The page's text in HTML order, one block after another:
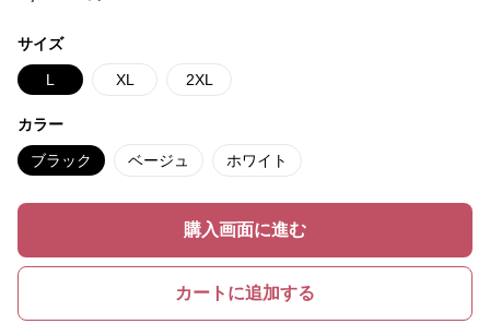
サイズ
L XL 2XL
カラー
ブラック ベージュ ホワイト
購入画面に進む
カートに追加する